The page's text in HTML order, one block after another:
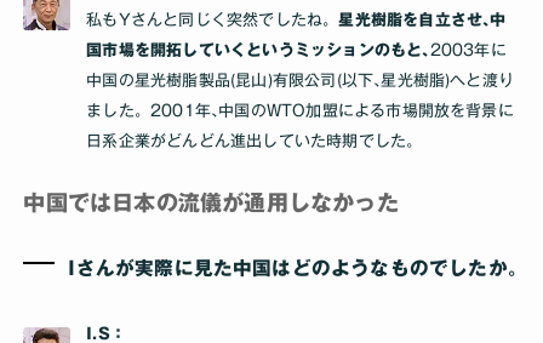
私もYさんと同じく突然でしたね。星光樹脂を自立させ､中
国市場を開拓していくというミッションのもと､ 2003年に
中国の星光樹脂製品(昆山)有限公司(以下､星光樹脂)へと渡り
ました。2001年､中国のWTO加盟による市場開放を背景に
日系企業がどんどん進出していた時期でした｡
中国では日本の流儀が通用しなかった
Iさんが実際に見た中国はどのようなものでしたか｡
I.S：